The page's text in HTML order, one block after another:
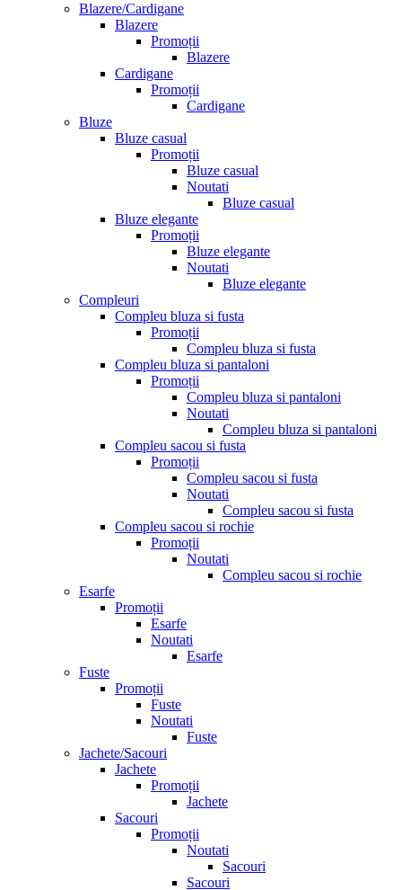
Blazere/Cardigane
Blazere
Promoții
Blazere
Cardigane
Promoții
Cardigane
Bluze
Bluze casual
Promoții
Bluze casual
Noutati
Bluze casual
Bluze elegante
Promoții
Bluze elegante
Noutati
Bluze elegante
Compleuri
Compleu bluza si fusta
Promoții
Compleu bluza si fusta
Compleu bluza si pantaloni
Promoții
Compleu bluza si pantaloni
Noutati
Compleu bluza si pantaloni
Compleu sacou si fusta
Promoții
Compleu sacou si fusta
Noutati
Compleu sacou si fusta
Compleu sacou si rochie
Promoții
Noutati
Compleu sacou si rochie
Esarfe
Promoții
Esarfe
Noutati
Esarfe
Fuste
Promoții
Fuste
Noutati
Fuste
Jachete/Sacouri
Jachete
Promoții
Jachete
Sacouri
Promoții
Noutati
Sacouri
Sacouri